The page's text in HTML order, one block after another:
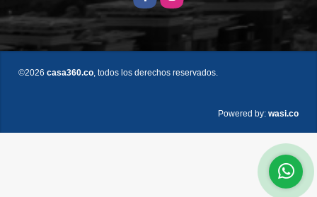
©2026 casa360.co , todos los derechos reservados.
Powered by: wasi.co